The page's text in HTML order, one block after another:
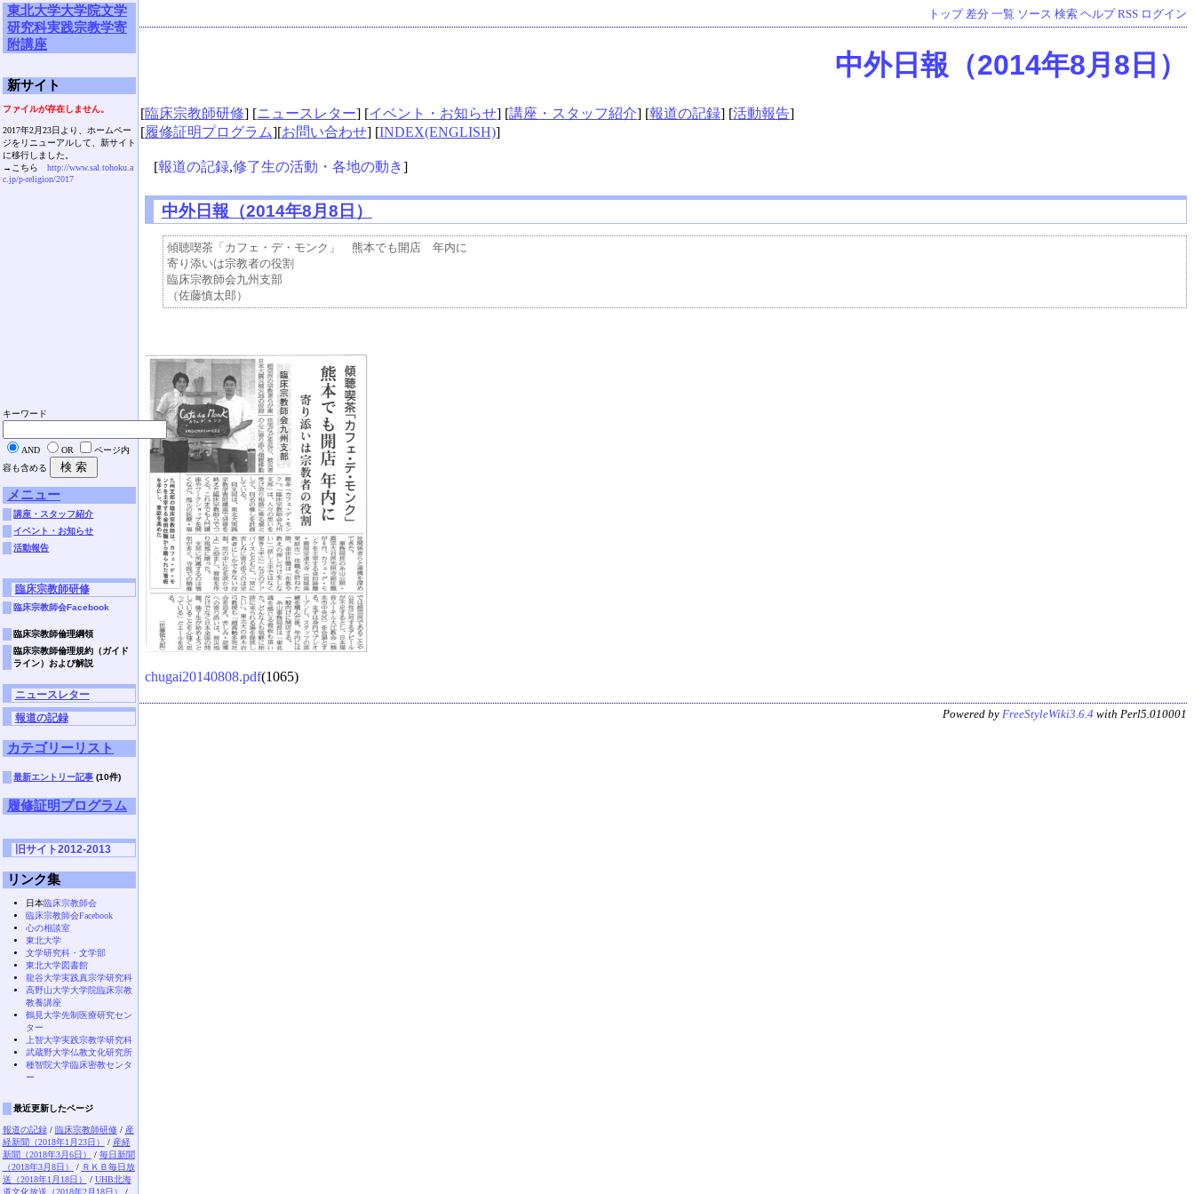
トップ 差分 一覧 ソース 検索 ヘルプ RSS ログイン
中外日報（2014年8月8日）
[臨床宗教師研修] [ニュースレター] [イベント・お知らせ] [講座・スタッフ紹介] [報道の記録] [活動報告]
[履修証明プログラム][お問い合わせ] [INDEX(ENGLISH)]
[報道の記録,修了生の活動・各地の動き]
中外日報（2014年8月8日）
傾聴喫茶「カフェ・デ・モンク」　熊本でも開店　年内に
寄り添いは宗教者の役割
臨床宗教師会九州支部
chugai20140808.pdf(1065)
東北大学大学院文学
研究科実践宗教学寄
附講座
新サイト
ファイルが存在しません。
2017年2月23日より、ホームペー
ジをリニューアルして、新サイト
に移行しました。
→こちら http://www.sal.tohoku.a
c.jp/p-religion/2017
キーワード
AND OR
ページ内
容も含める
メニュー
講座・スタッフ紹介
イベント・お知らせ
活動報告
臨床宗教師研修
臨床宗教師会Facebook
臨床宗教師倫理綱領
臨床宗教師倫理規約（ガイド
ライン）および解説
ニュースレター
報道の記録
カテゴリーリスト
最新エントリー記事 (10件)
履修証明プログラム
旧サイト2012-2013
リンク集
日本臨床宗教師会
臨床宗教師会Facebook
心の相談室
東北大学
文学研究科・文学部
東北大学図書館
龍谷大学実践真宗学研究科
高野山大学大学院臨床宗教
教養講座
鶴見大学先制医療研究セン
ター
上智大学実践宗教学研究科
武蔵野大学仏教文化研究所
種智院大学臨床密教センタ
ー
最近更新したページ
報道の記録/ 臨床宗教師研修/ 産
経新聞（2018年1月23日）
/ 産経
新聞（2018年3月6日）
/ 毎日新聞
（2018年3月8日）
/ ＲＫＢ毎日放
送（2018年1月18日）
/ UHB北海
道文化放送（2018年2月18日）
/
Powered by FreeStyleWiki3.6.4 with Perl5.010001